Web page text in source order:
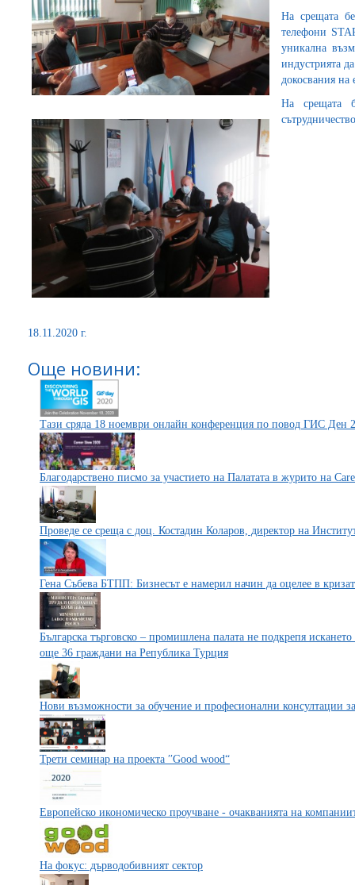
На срещата
телефони
уникална
индустрията
докосвания на
На срещата
18.11.2020 г.
Още новини:
Тази сряда 18 ноември онлайн конференция по повод ГИС Ден
Благодарствено писмо за участието на Палатата в журито на
Проведе се среща с доц. Костадин Коларов, директор на
Гена Събева БТПП: Бизнесът е намерил начин да оцелее в
Българска търговско – промишлена палата не подкрепя
още 36 граждани на Република Турция
Нови възможности за обучение и професионални консултации
Трети семинар на проекта ′′Good wood“
Европейско икономическо проучване - очакванията на
На фокус: дърводобивният сектор